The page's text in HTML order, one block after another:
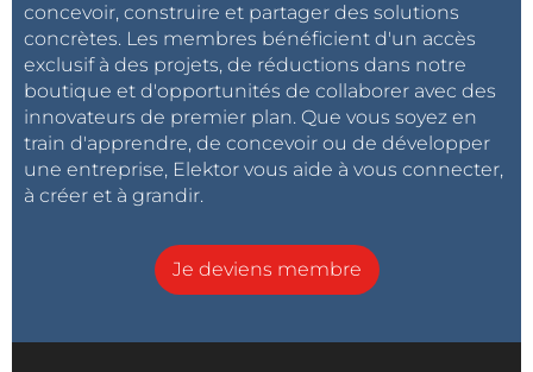
concevoir, construire et partager des solutions
concrètes. Les membres bénéficient d'un accès
exclusif à des projets, de réductions dans notre
boutique et d'opportunités de collaborer avec des
innovateurs de premier plan. Que vous soyez en
train d'apprendre, de concevoir ou de développer
une entreprise, Elektor vous aide à vous connecter,
à créer et à grandir.
Je deviens membre